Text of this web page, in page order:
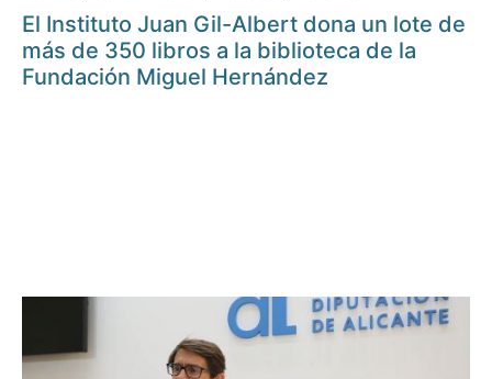
El Instituto Juan Gil-Albert dona un lote de
más de 350 libros a la biblioteca de la
Fundación Miguel Hernández